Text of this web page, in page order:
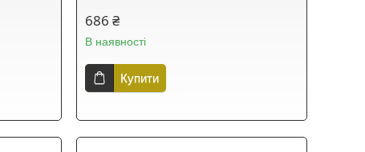
686 ₴
В наявності
Купити